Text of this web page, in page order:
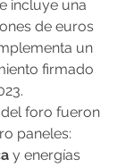
incluye una
de euros
un
firmado
foro fueron
paneles:
y energías